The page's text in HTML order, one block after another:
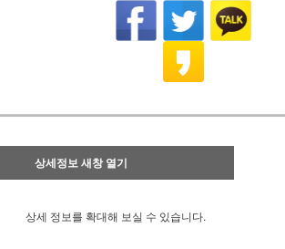
상세정보 새창 열기
상세 정보를 확대해 보실 수 있습니다.